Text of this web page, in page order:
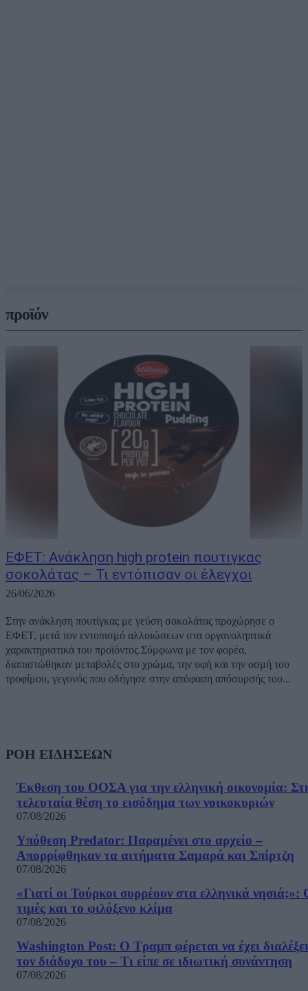
προϊόν
ΕΦΕΤ: Ανάκληση high protein πουτιγκας
σοκολάτας – Τι εντόπισαν οι έλεγχοι
26/06/2026
Στην ανάκληση πουτίγκας με γεύση σοκολάτας προχώρησε ο
ΕΦΕΤ, μετά τον εντοπισμό αλλοιώσεων στα οργανοληπτικά
χαρακτηριστικά του προϊόντος.Σύμφωνα με τον φορέα,
διαπιστώθηκαν μεταβολές στο χρώμα, την υφή και την οσμή του
τροφίμου, γεγονός που οδήγησε στην απόφαση απόσυρσής του...
ΡΟΗ ΕΙΔΗΣΕΩΝ
Έκθεση του ΟΟΣΑ για την ελληνική οικονομία:
τελευταία θέση το εισόδημα των νοικοκυριών
07/08/2026
Υπόθεση Predator: Παραμένει στο αρχείο –
Απορρίφθηκαν τα αιτήματα Σαμαρά και Σπίρτζη
07/08/2026
«Γιατί οι Τούρκοι συρρέουν στα ελληνικά νησιά;»:
τιμές και το φιλόξενο κλίμα
07/08/2026
Washington Post: Ο Τραμπ φέρεται να έχει διαλέξει
τον διάδοχο του – Τι είπε σε ιδιωτική συνάντηση
07/08/2026